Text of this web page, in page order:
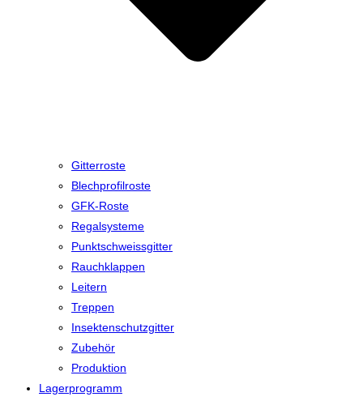
Gitterroste
Blechprofilroste
GFK-Roste
Regalsysteme
Punktschweissgitter
Rauchklappen
Leitern
Treppen
Insektenschutzgitter
Zubehör
Produktion
Lagerprogramm